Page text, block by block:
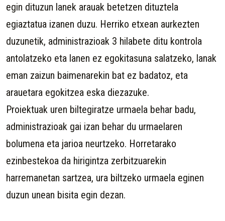
egin dituzun lanek arauak betetzen dituztela
egiaztatua izanen duzu. Herriko etxean aurkezten
duzunetik, administrazioak 3 hilabete ditu kontrola
antolatzeko eta lanen ez egokitasuna salatzeko, lanak
eman zaizun baimenarekin bat ez badatoz, eta
arauetara egokitzea eska diezazuke.
Proiektuak uren biltegiratze urmaela behar badu,
administrazioak gai izan behar du urmaelaren
bolumena eta jarioa neurtzeko. Horretarako
ezinbestekoa da hirigintza zerbitzuarekin
harremanetan sartzea, ura biltzeko urmaela eginen
duzun unean bisita egin dezan.